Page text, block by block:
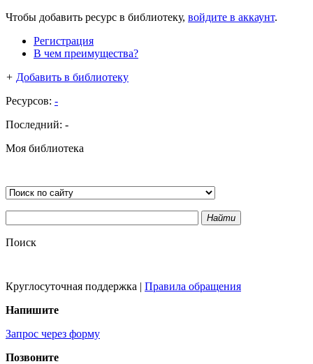
Чтобы добавить ресурс в библиотеку, войдите в аккаунт.
Регистрация
В чем преимущества?
+ Добавить в библиотеку
Ресурсов: -
Последний: -
Моя библиотека
Найти
Поиск
Круглосуточная поддержка | Правила обращения
Напишите
Запрос через форму
Позвоните